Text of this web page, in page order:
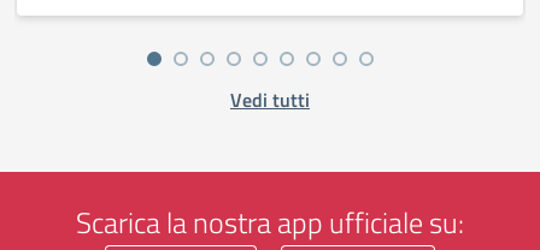
Vedi tutti
Scarica la nostra app ufficiale su: